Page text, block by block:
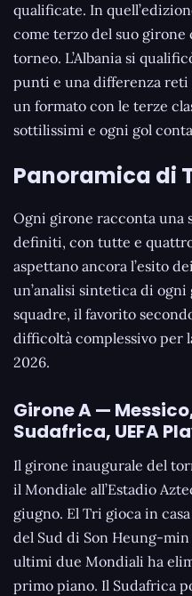
qualificate. In
come terzo del suo
torneo. L’Albania si
punti e una differenza
un formato con le terze
sottilissimi e ogni gol
Panoramica di
Ogni girone racconta una
definiti, con tutte e
aspettano ancora l’esito
un’analisi sintetica di
squadre, il favorito
difficoltà complessivo per
2026.
Girone A —
Sudafrica, UEFA
Il girone inaugurale del
il Mondiale all’Estadio
giugno. El Tri gioca in
del Sud di Son Heung-
ultimi due Mondiali ha
primo piano. Il Sudafrica